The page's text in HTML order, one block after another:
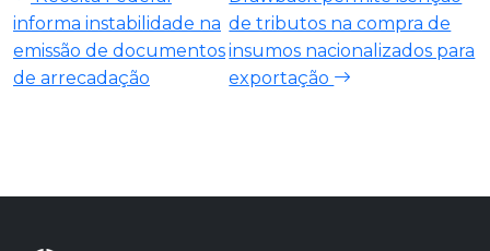
informa instabilidade na
emissão de documentos
de arrecadação
de tributos na compra de
insumos nacionalizados para
exportação